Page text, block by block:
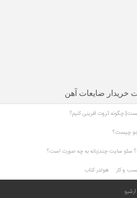
خریدار ضایعات آهن
چگونه ثروت آفرینی کنیم؟
سئو سایت چندزبانه به چه صورت است؟
و کار هولدر کتاب
آرشیو